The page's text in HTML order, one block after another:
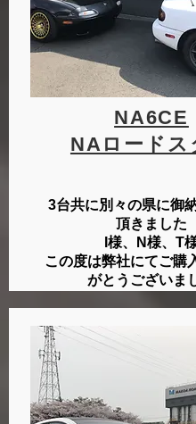
NA6CE
​NAロードス
3台共に別々の県に御
頂きました
I様、N様、T
この度は弊社にてご購
がとうございま